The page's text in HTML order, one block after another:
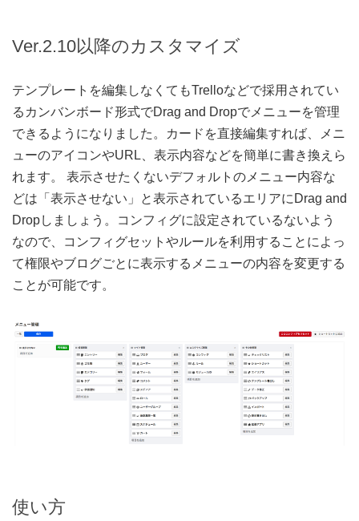
Ver.2.10以降のカスタマイズ
テンプレートを編集しなくてもTrelloなどで採用されてい
るカンバンボード形式でDrag and Dropでメニューを管理
できるようになりました。カードを直接編集すれば、メニ
ューのアイコンやURL、表示内容などを簡単に書き換えら
れます。 表示させたくないデフォルトのメニュー内容な
どは「表示させない」と表示されているエリアにDrag and
Dropしましょう。コンフィグに設定されているないよう
なので、コンフィグセットやルールを利用することによっ
て権限やブログごとに表示するメニューの内容を変更する
ことが可能です。
使い方